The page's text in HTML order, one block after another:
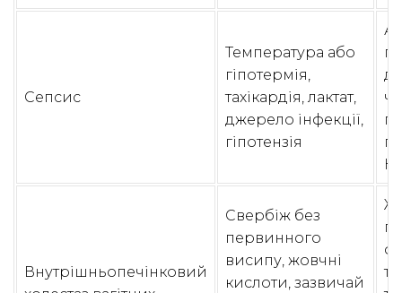
Сепсис
Температура або
гіпотермія,
тахікардія, лактат,
джерело інфекції,
гіпотензія
Внутрішньопечінковий
Свербіж без
первинного
висипу, жовчні
кислоти, зазвичай